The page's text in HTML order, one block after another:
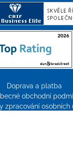
Doprava a platba
obchodní
zpracování osobních